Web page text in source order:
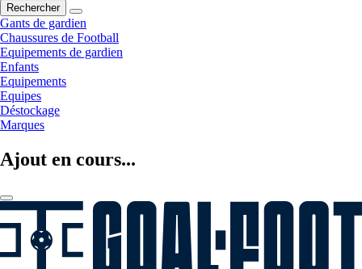
Rechercher
Gants de gardien
Chaussures de Football
Equipements de gardien
Enfants
Equipements
Equipes
Déstockage
Marques
Ajout en cours...